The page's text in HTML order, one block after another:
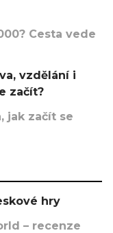
Cesta vede
vzdělání i
začít?
jak začít se
hry
– recenze